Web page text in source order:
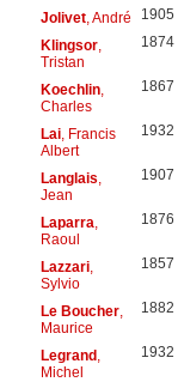
Jolivet, André 1905
Klingsor,
Tristan
1874
Koechlin,
Charles
1867
Lai, Francis
Albert
1932
Langlais
Jean
1907
Laparra
Raoul
1876
Lazzari,
Sylvio
1857
Le Boucher,
Maurice
1882
Legrand,
Michel
1932